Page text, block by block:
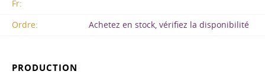
Fr:
Ordre:
Achetez en stock, vérifiez la disponibilité
PRODUCTION